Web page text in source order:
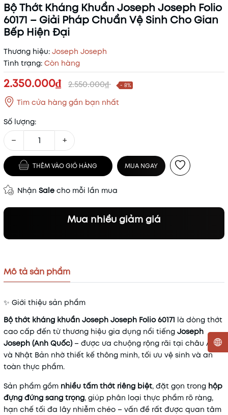
Bộ Thớt Kháng Khuẩn Joseph Joseph Folio
60171 – Giải Pháp Chuẩn Vệ Sinh Cho Gian
Bếp Hiện Đại
Thương hiệu: Joseph Joseph
Tình trạng: Còn hàng
2.350.000₫ 2.550.000₫ - 8%
Tìm cửa hàng gần bạn nhất
Số lượng:
− +
THÊM VÀO GIỎ HÀNG MUA NGAY
Nhận Sale cho mỗi lần mua
Mua nhiều giảm giá
Mã khuyến mãi:
Điều kiện:
Mô tả sản phẩm
✨ Giới thiệu sản phẩm
Bộ thớt kháng khuẩn Joseph Joseph Folio 60171 là dòng thớt
cao cấp đến từ thương hiệu gia dụng nổi tiếng Joseph
Joseph (Anh Quốc) – được ưa chuộng rộng rãi tại châu Âu
và Nhật Bản nhờ thiết kế thông minh, tối ưu vệ sinh và an
toàn thực phẩm.
Sản phẩm gồm nhiều tấm thớt riêng biệt, đặt gọn trong hộp
đựng đứng sang trọng, giúp phân loại thực phẩm rõ ràng,
hạn chế tối đa lây nhiễm chéo – vấn đề rất được quan tâm